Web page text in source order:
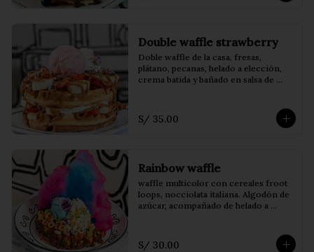
Double waffle strawberry
Doble waffle de la casa, fresas,
plátano, pecanas, helado a elección,
crema batida y bañado en salsa de
S/ 35.00
Rainbow waffle
waffle multicolor con cereales froot
loops, nocciolata italiana. Algodón de
azúcar, acompañado de helado a
S/ 30.00